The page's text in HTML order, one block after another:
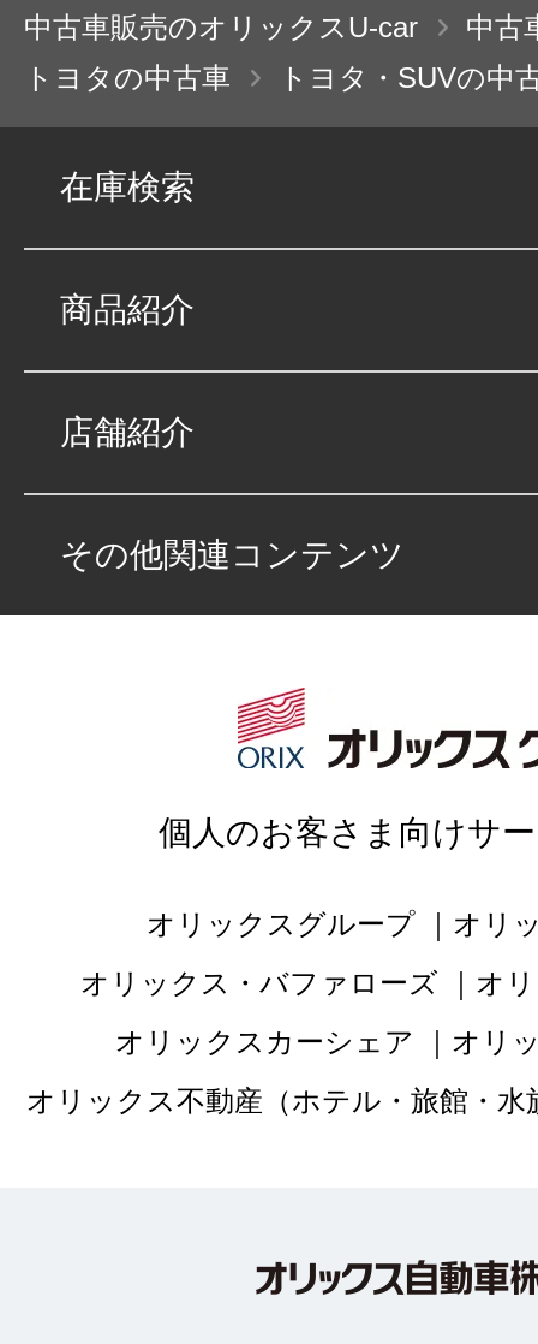
★★★★★
5点
総合評価
総合評価が４点と
り整備されており
き感謝しています。
中古車販売のオリックスU-car
中古
トヨタの中古車
トヨタ・SUVの中
在庫検索
商品紹介
店舗紹介
その他関連コンテンツ
個人のお客さま向けサ
オリックスグループ
オリ
オリックス・バファローズ
オ
オリックスカーシェア
オリ
オリックス不動産（ホテル・旅館・